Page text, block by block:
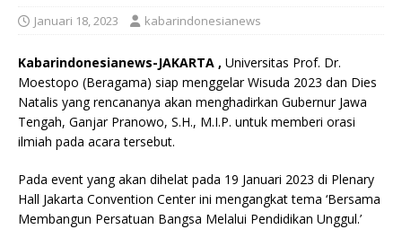
Januari 18, 2023 kabarindonesianews
Kabarindonesianews-JAKARTA , Universitas Prof. Dr.
Moestopo (Beragama) siap menggelar Wisuda 2023 dan Dies
Natalis yang rencananya akan menghadirkan Gubernur Jawa
Tengah, Ganjar Pranowo, S.H., M.I.P. untuk memberi orasi
ilmiah pada acara tersebut.
Pada event yang akan dihelat pada 19 Januari 2023 di Plenary
Hall Jakarta Convention Center ini mengangkat tema ‘Bersama
Membangun Persatuan Bangsa Melalui Pendidikan Unggul.’